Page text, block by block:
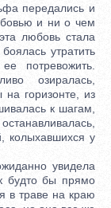
передались и
и ни о чем
любовь стала
утратить
потревожить.
озиралась,
горизонте, из
к шагам,
колыхавшихся у
увидела
будто бы прямо
в траве на краю